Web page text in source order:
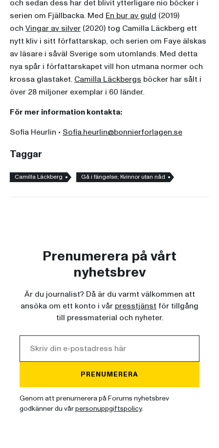
och sedan dess har det blivit ytterligare nio böcker i
serien om Fjällbacka. Med En bur av guld (2019)
och Vingar av silver (2020) tog Camilla Läckberg ett
nytt kliv i sitt författarskap, och serien om Faye älskas
av läsare i såväl Sverige som utomlands. Med detta
nya spår i författarskapet vill hon utmana normer och
krossa glastaket. Camilla Läckbergs böcker har sålt i
över 28 miljoner exemplar i 60 länder.
För mer information kontakta:
Sofia Heurlin • Sofia.heurlin@bonnierforlagen.se
Taggar
Camilla Läckberg Gå i fängelse; Kvinnor utan nåd
Prenumerera på vårt
nyhetsbrev
Är du journalist? Då är du varmt välkommen att
ansöka om ett konto i vår presstjänst för tillgång
till pressmaterial och nyheter.
PRENUMERERA
Genom att prenumerera på Forums nyhetsbrev
godkänner du vårpersonuppgiftspolicy.